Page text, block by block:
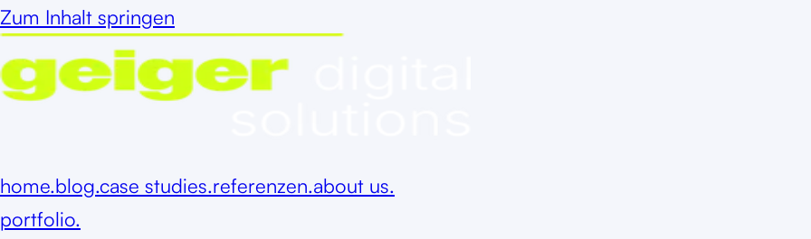
Zum Inhalt springen
home.blog.case studies.referenzen.about us.
portfolio.